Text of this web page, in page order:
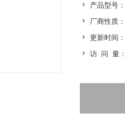
产品型号：
厂商性质：
更新时间：
访 问 量：